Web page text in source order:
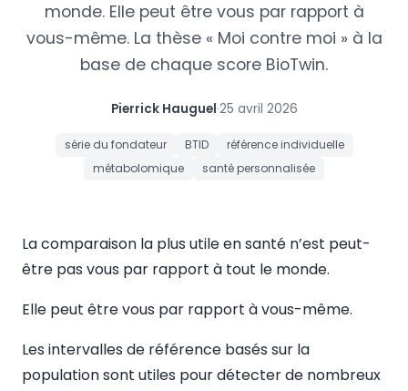
monde. Elle peut être vous par rapport à
vous-même. La thèse « Moi contre moi » à la
base de chaque score BioTwin.
Pierrick Hauguel·25 avril 2026
série du fondateur BTID
référence individuelle
métabolomique
santé personnalisée
La comparaison la plus utile en santé n’est peut-
être pas vous par rapport à tout le monde.
Elle peut être vous par rapport à vous-même.
Les intervalles de référence basés sur la
population sont utiles pour détecter de nombreux